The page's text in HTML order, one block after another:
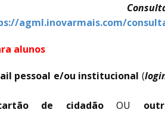
agml.inovarmais.com/
alunos
pessoal e/ou institucional (
de cidadãoOU